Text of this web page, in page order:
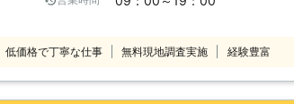
不安です。 このようなトラブルを防ぐため
雪下ろしは屋根の上に登って行う作業なの
困ったときは、ぜひ当社、株式会社Rグルー
当社スタッフがお客様のもとに駆けつけて
かき、雪下ろしはもちろん、カーポートの
低価格で丁寧な仕事 無料現地調査実施 経験豊富